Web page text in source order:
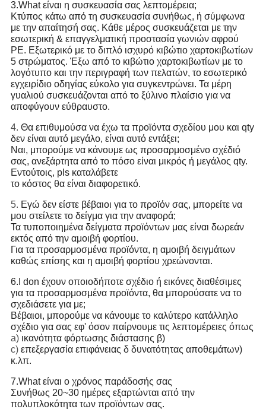
3.What είναι η συσκευασία σας λεπτομέρεια;
Κτύπος κάτω από τη συσκευασία συνήθως, ή σύμφωνα
με την απαίτησή σας. Κάθε μέρος συσκευάζεται με την
εσωτερική & επαγγελματική προστασία γωνιών αφρού
PE. Εξωτερικό με το διπλό ισχυρό κιβώτιο χαρτοκιβωτίων
5 στρώματος. Έξω από το κιβώτιο χαρτοκιβωτίων με το
λογότυπο και την περιγραφή των πελατών, το εσωτερικό
εγχειρίδιο οδηγίας εύκολο για συγκεντρώνει. Τα μέρη
γυαλιού συσκευάζονται από το ξύλινο πλαίσιο για να
αποφύγουν εύθραυστο.
4. Θα επιθυμούσα να έχω τα προϊόντα σχεδίου μου και qty
δεν είναι αυτό μεγάλο, είναι αυτό εντάξει;
Ναι, μπορούμε να κάνουμε ως προσαρμοσμένο σχέδιό
σας, ανεξάρτητα από το πόσο είναι μικρός ή μεγάλος qty.
Εντούτοις, pls καταλάβετε
το κόστος θα είναι διαφορετικό.
5. Εγώ δεν είστε βέβαιοι για το προϊόν σας, μπορείτε να
μου στείλετε το δείγμα για την αναφορά;
Τα τυποποιημένα δείγματα προϊόντων μας είναι δωρεάν
εκτός από την αμοιβή φορτίου.
Για τα προσαρμοσμένα προϊόντα, η αμοιβή δειγμάτων
καθώς επίσης και η αμοιβή φορτίου χρεώνονται.
6.I don έχουν οποιοδήποτε σχέδιο ή εικόνες διαθέσιμες
για τα προσαρμοσμένα προϊόντα, θα μπορούσατε να το
σχεδιάσετε για με;
Βέβαιοι, μπορούμε να κάνουμε το καλύτερο κατάλληλο
σχέδιο για σας εφ' όσον παίρνουμε τις λεπτομέρειες όπως
a) ικανότητα φόρτωσης διάστασης β)
c) επεξεργασία επιφάνειας δ δυνατότητας αποθεμάτων)
κ.λπ.
7.What είναι ο χρόνος παράδοσής σας
Συνήθως 20~30 ημέρες εξαρτώνται από την
πολυπλοκότητα των προϊόντων σας.